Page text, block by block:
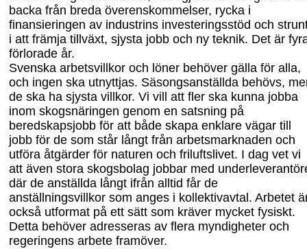
backa från breda överenskommelser, rycka i
finansieringen av industrins investeringsstöd och
i att främja tillväxt, sjysta jobb och ny teknik. Det är
förlorade år.
Svenska arbetsvillkor och löner behöver gälla för alla,
och ingen ska utnyttjas. Säsongsanställda behövs,
de ska ha sjysta villkor. Vi vill att fler ska kunna jobba
inom skogsnäringen genom en satsning på
beredskapsjobb för att både skapa enklare vägar till
jobb för de som står långt från arbetsmarknaden och
utföra åtgärder för naturen och friluftslivet. I dag vet vi
att även stora skogsbolag jobbar med under
där de anställda långt ifrån alltid får de
anställningsvillkor som anges i kollektivavtal. Arbetet
också utformat på ett sätt som kräver mycket fysiskt.
Detta behöver adresseras av flera myndigheter och
regeringens arbete framöver.